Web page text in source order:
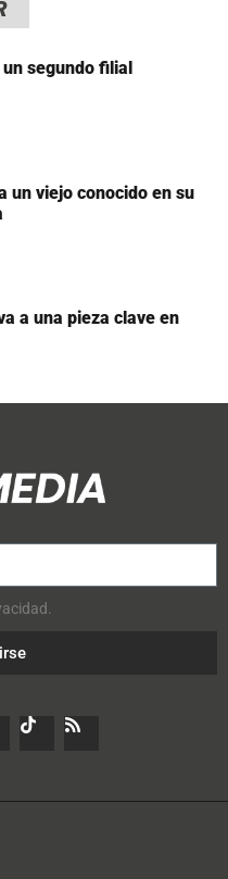
segundo filial
un viejo conocido en su
a una pieza clave en